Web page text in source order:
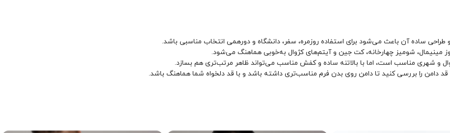
طراحی ساده آن باعث می‌شود برای استفاده روزمره، سفر، دانشگاه و دورهمی انتخاب مناسبی باشد.
مینیمال، شومیز چهارخانه، کت جین و آیتم‌های کژوال به‌خوبی هماهنگ می‌شود.
و شهری مناسب است، اما با بالاتنه ساده و کفش مناسب می‌تواند ظاهر مرتب‌تری هم بسازد.
قد دامن را بررسی کنید تا دامن روی بدن فرم مناسب‌تری داشته باشد و با قد دلخواه شما هماهنگ باشد.